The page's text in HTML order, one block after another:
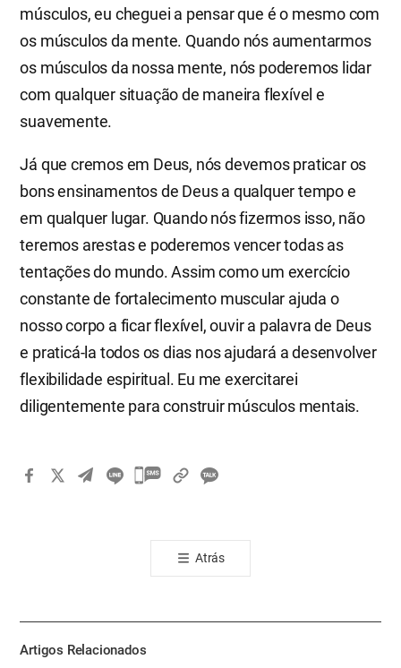
músculos, eu cheguei a pensar que é o mesmo com
os músculos da mente. Quando nós aumentarmos
os músculos da nossa mente, nós poderemos lidar
com qualquer situação de maneira flexível e
suavemente.
Já que cremos em Deus, nós devemos praticar os
bons ensinamentos de Deus a qualquer tempo e
em qualquer lugar. Quando nós fizermos isso, não
teremos arestas e poderemos vencer todas as
tentações do mundo. Assim como um exercício
constante de fortalecimento muscular ajuda o
nosso corpo a ficar flexível, ouvir a palavra de Deus
e praticá-la todos os dias nos ajudará a desenvolver
flexibilidade espiritual. Eu me exercitarei
diligentemente para construir músculos mentais.
카
톡
공
기
Atrás
Artigos Relacionados